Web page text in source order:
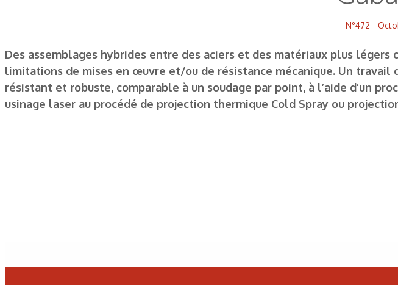
N°472 -
Des assemblages hybrides entre des aciers et des matériaux plus
limitations de mises en œuvre et/ou de résistance mécanique. Un
résistant et robuste, comparable à un soudage par point, à l’aide d’un
usinage laser au procédé de projection thermique Cold Spray ou